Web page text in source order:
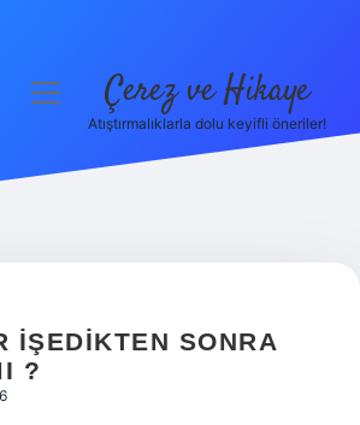
menüyü Çerez ve Hikaye
Atıştırmalıklarla dolu keyifli öneriler!
IŞEDIKTEN SONRA
?